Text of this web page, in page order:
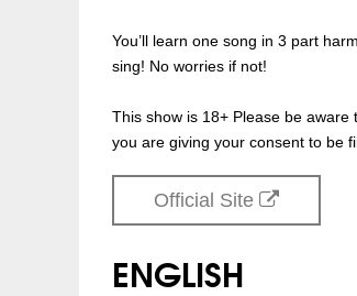
You’ll learn one song in 3 part
sing! No worries if not!
This show is 18+ Please be
you are giving your consent to be
Official Site
ENGLISH